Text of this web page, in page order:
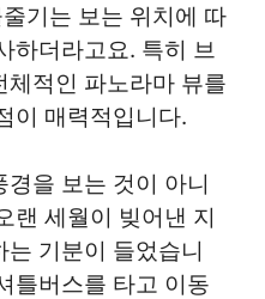
기는 보는 위치에 따
하더라고요. 특히 브
적인 파노라마 뷰를
이 매력적입니다.
을 보는 것이 아니
랜 세월이 빚어낸 지
기분이 들었습니
틀버스를 타고 이동